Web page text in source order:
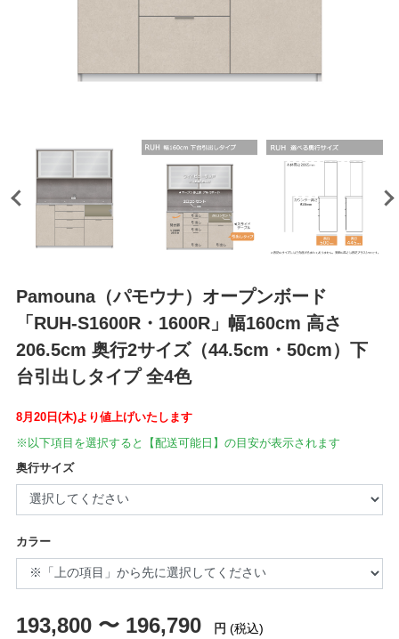
Pamouna（パモウナ）オープンボード
「RUH-S1600R・1600R」幅160cm 高さ
206.5cm 奥行2サイズ（44.5cm・50cm）下
台引出しタイプ 全4色
8月20日(木)より値上げいたします
※以下項目を選択すると【配送可能日】の目安が表示されます
奥行サイズ
カラー
193,800 〜 196,790 円 (税込)